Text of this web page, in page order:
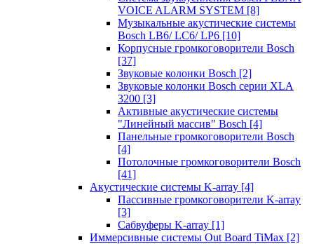
VOICE ALARM SYSTEM [8]
Музыкальные акустические системы
Bosch LB6/ LC6/ LP6 [10]
Корпусные громкоговорители Bosch
[37]
Звуковые колонки Bosch [2]
Звуковые колонки Bosch серии XLA
3200 [3]
Активные акустические системы
"Линейный массив" Bosch [4]
Панельные громкоговорители Bosch
[4]
Потолочные громкоговорители Bosch
[41]
Акустические системы K-array [4]
Пассивные громкоговорители K-array
[3]
Сабвуферы K-array [1]
Иммерсивные системы Out Board TiMax [2]